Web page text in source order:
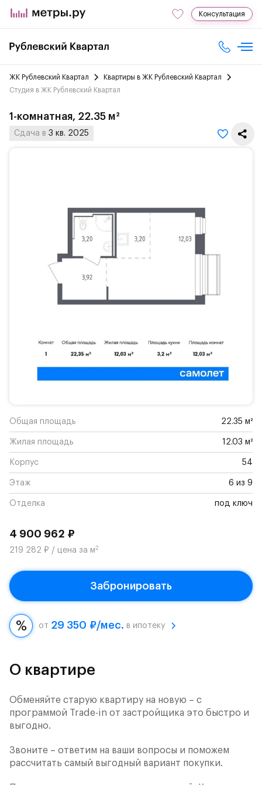
Консультация
ЖК Рублевский Квартал
Квартиры в ЖК Рублевский Квартал
Студия в ЖК Рублевский Квартал
1-комнатная, 22.35 м²
Сдача в 3 кв. 2025
Общая площадь 22.35 м²
Жилая площадь 12.03 м²
Корпус 54
Этаж 6 из 9
Отделка под ключ
4 900 962 ₽
219 282 ₽ / цена за м2
Забронировать
от 29 350 ₽/мес. в ипотеку
О квартире
Обменяйте старую квартиру на новую – с
программой Trade-in от застройщика это быстро и
выгодно.
Звоните – ответим на ваши вопросы и поможем
рассчитать самый выгодный вариант покупки.